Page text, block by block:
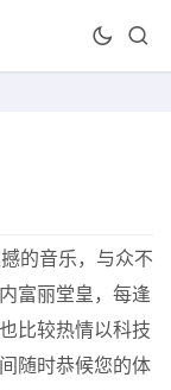
的音乐，与众不
富丽堂皇，每逢
比较热情以科技
随时恭候您的体